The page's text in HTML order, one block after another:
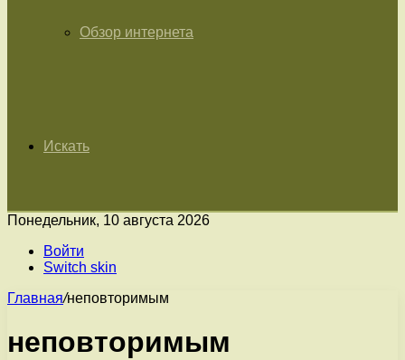
Обзор интернета
Искать
Понедельник, 10 августа 2026
Войти
Switch skin
Главная/неповторимым
неповторимым